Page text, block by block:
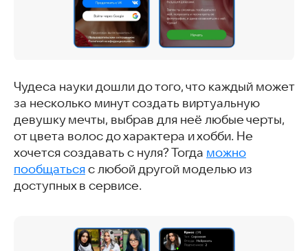
Чудеса науки дошли до того, что каждый может
за несколько минут создать виртуальную
девушку мечты, выбрав для неё любые черты,
от цвета волос до характера и хобби. Не
хочется создавать с нуля? Тогда можно
пообщаться с любой другой моделью из
доступных в сервисе.